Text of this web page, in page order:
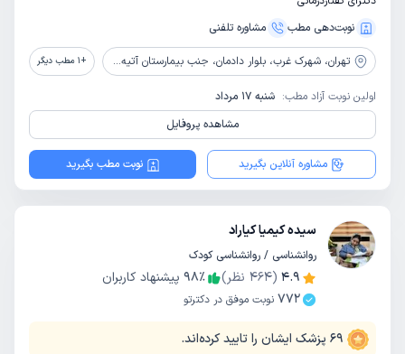
نوبت‌دهی مطب
مشاوره‌ تلفنی
تهران، شهرک غرب، بلوار دادمان، جنب بیمارستان آتیه، ساختمان پزشکان جم، طبقه سوم، واحد 5 +
1 مطب دیگر
اولین نوبت آزاد مطب: شنبه 17 مرداد
مشاهده پروفایل
مشاوره آنلاین بگیرید نوبت مطب بگیرید
سیده کیمیا کیاراد
روانشناسی / روانشناسی کودک
4.9
(
464 نظر) 98٪
پیشنهاد کاربران
772 نوبت موفق در دکترتو
69 پزشک ایشان را تایید کرده‌اند.